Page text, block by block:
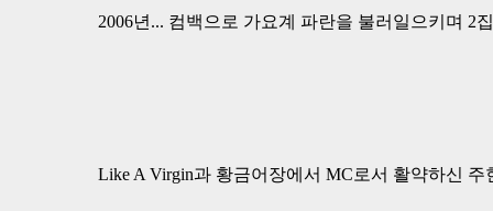
2006년... 컴백으로 가요계 파란을 불러일으키며 2
Like A Virgin과 황금어장에서 MC로서 활약하신 주